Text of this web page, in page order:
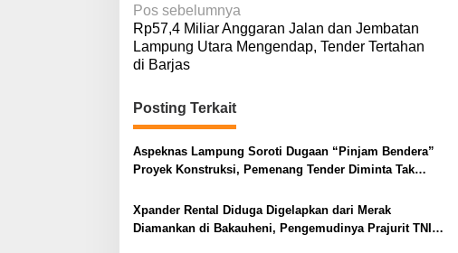
N
a
v
g
a
s
p
Pos sebelumnya
Rp57,4 Miliar Anggaran Jalan dan Jembatan
Lampung Utara Mengendap, Tender Tertahan
di Barjas
Posting Terkait
Aspeknas Lampung Soroti Dugaan “Pinjam Bendera”
Proyek Konstruksi, Pemenang Tender Diminta Tak
Xpander Rental Diduga Digelapkan dari Merak
Diamankan di Bakauheni, Pengemudinya Prajurit TNI